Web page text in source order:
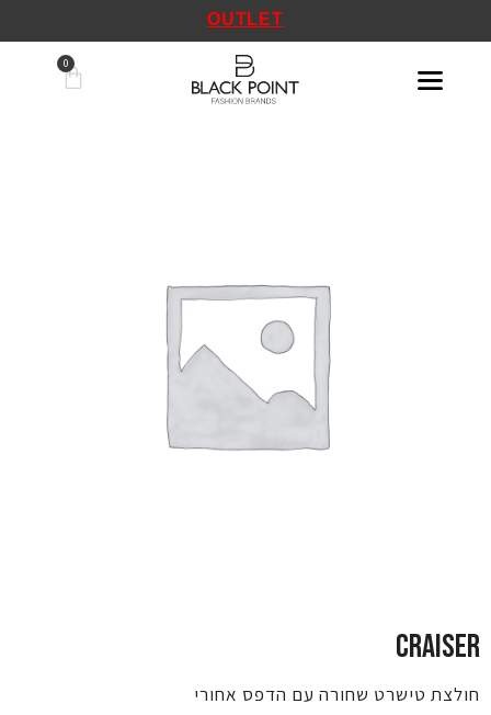
OUTLET
CRAISER
חולצת טישרט שחורה עם הדפס אחורי